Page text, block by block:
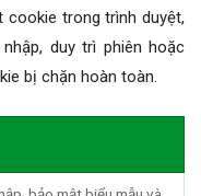
trong trình duyệt,
duy trì phiên hoặc
bị chặn hoàn toàn.